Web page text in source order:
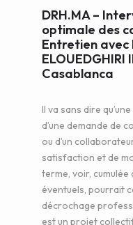
DRH.MA –
optimale des
Entretien avec
ELOUEDGHIRI
Casablanca
Il va sans dire
d’une demande de
ou d’un
satisfaction et de
terme, voir, cumulée
éventuels, pourrait
décrochage
est un projet